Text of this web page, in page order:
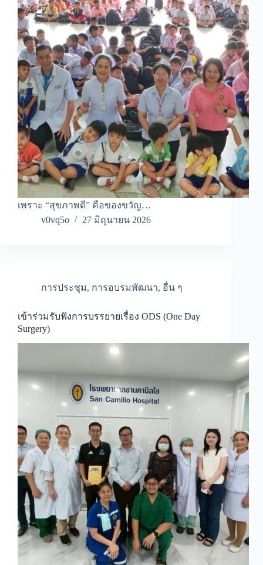
เพราะ “สุขภาพดี” คือของขวัญ…
v0vq5o
27 มิถุนายน 2026
การประชุม, การอบรมพัฒนา, อื่น ๆ
เข้าร่วมรับฟังการบรรยายเรื่อง ODS (One Day
Surgery)